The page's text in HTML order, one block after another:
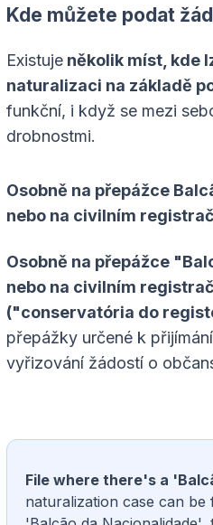
Kde můžete podat
Existuje několik míst, kde
naturalizaci na základě
funkční, i když se mezi
drobnostmi.
Osobně na přepážce
nebo na civilním
Osobně na přepážce
nebo na civilním
("conservatória do
přepážky určené k
vyřizování žádostí o
File where there's a
naturalization case can be